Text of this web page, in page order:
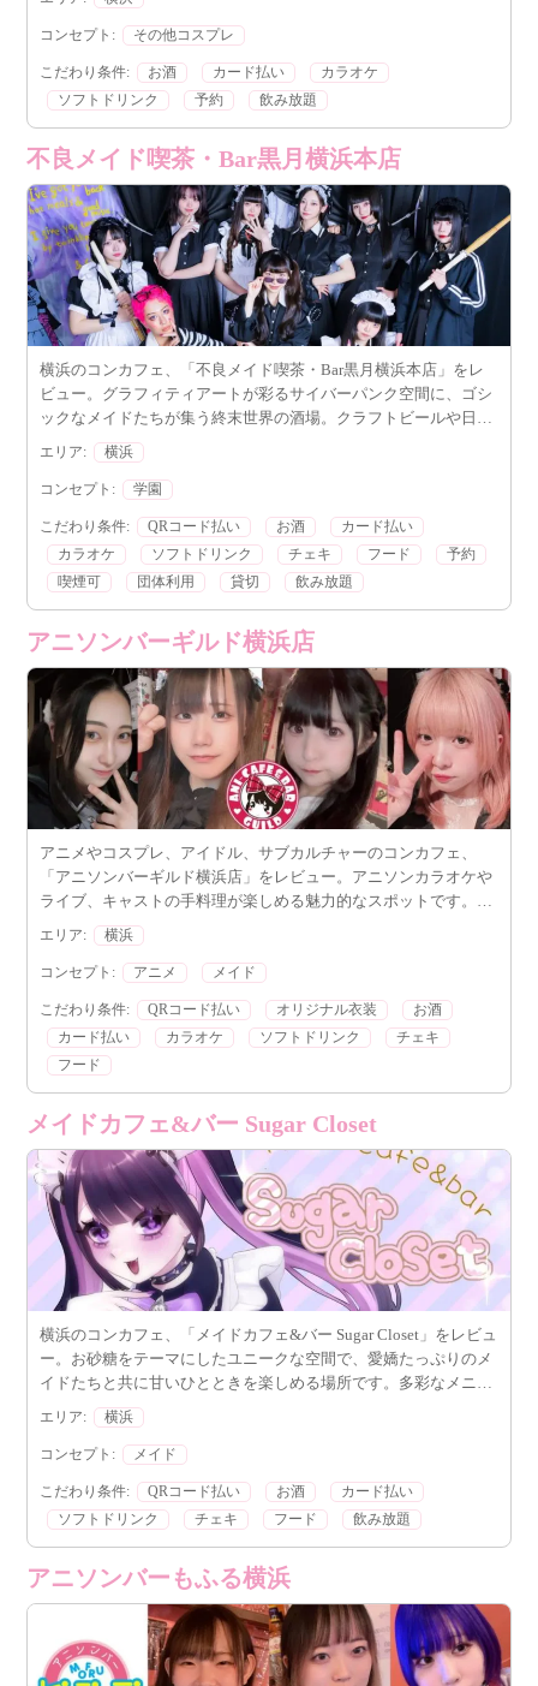
ト、選べる支払い方法まで詳しくご紹介します。
コンセプト: その他コスプレ
こだわり条件: お酒 カード払い
カラオケ
ソフトドリンク
予約 飲み放題
不良メイド喫茶・Bar黒月横浜本店
横浜のコンカフェ、「不良メイド喫茶・Bar黒月横浜本店」をレ
ビュー。グラフィティアートが彩るサイバーパンク空間に、ゴシ
ックなメイドたちが集う終末世界の酒場。クラフトビールや日本
酒、本格ラーメンなどコンカフェらしからぬ充実のメニューと、
クラブイベントも楽しめる特異なコンセプトに注目。
エリア: 横浜
コンセプト: 学園
こだわり条件: QRコード払い お酒
カード払い
カラオケ
ソフトドリンク チェキ フード
予約
喫煙可
団体利用 貸切 飲み放題
アニソンバーギルド横浜店
アニメやコスプレ、アイドル、サブカルチャーのコンカフェ、
「アニソンバーギルド横浜店」をレビュー。アニソンカラオケや
ライブ、キャストの手料理が楽しめる魅力的なスポットです。横
浜でアニメ好きの仲間と一緒に楽しむことができます。
エリア: 横浜
コンセプト: アニメ メイド
こだわり条件: QRコード払い オリジナル衣装
お酒
カード払い
カラオケ ソフトドリンク
チェキ
フード
メイドカフェ&バー Sugar Closet
横浜のコンカフェ、「メイドカフェ&バー Sugar Closet」をレビュ
ー。お砂糖をテーマにしたユニークな空間で、愛嬌たっぷりのメ
イドたちと共に甘いひとときを楽しめる場所です。多彩なメニュ
ーとお得なハッピーアワーも魅力的。
エリア: 横浜
コンセプト: メイド
こだわり条件: QRコード払い お酒
カード払い
ソフトドリンク
チェキ フード 飲み放題
アニソンバーもふる横浜